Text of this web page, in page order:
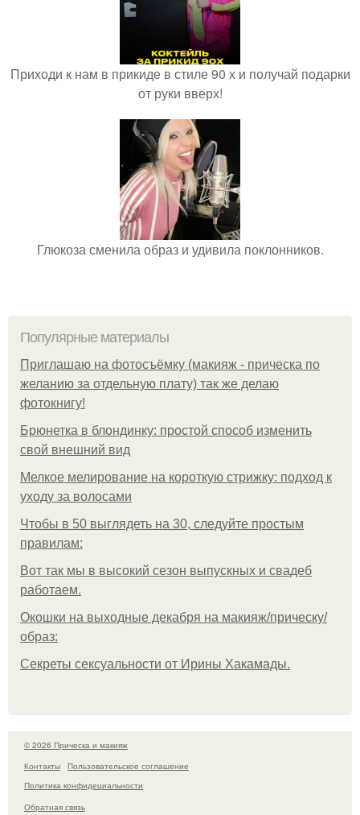
Приходи к нам в прикиде в стиле 90 х и получай подарки
от руки вверх!
Глюкоза сменила образ и удивила поклонников.
Популярные материалы
Приглашаю на фотосъёмку (макияж - прическа по
желанию за отдельную плату) так же делаю
фотокнигу!
Брюнетка в блондинку: простой способ изменить
свой внешний вид
Мелкое мелирование на короткую стрижку: подход к
уходу за волосами
Чтобы в 50 выглядеть на 30, следуйте простым
правилам:
Вот так мы в высокий сезон выпускных и свадеб
работаем.
Окошки на выходные декабря на макияж/прическу/
образ:
Секреты сексуальности от Ирины Хакамады.
© 2026 Прическа и макияж
Контакты
Пользовательское соглашение
Политика конфидециальности
Обратная связь